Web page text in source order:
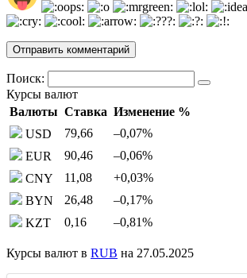
Поиск:
Курсы валют
Валюты Ставка Изменение %
USD
79,66 –0,07%
EUR
90,46 –0,06%
CNY
11,08 +0,03%
BYN
26,48 –0,17%
KZT
0,16 –0,81%
Курсы валют в RUB на 27.05.2025